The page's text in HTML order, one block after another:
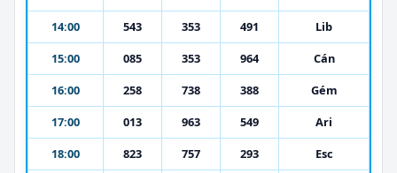
14:00
543 353 491
Lib
15:00
085 353 964
Cán
16:00
258 738 388
Gém
17:00
013 963 549
Ari
18:00
823 757 293
Esc